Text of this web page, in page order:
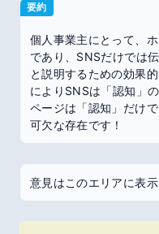
要約
個人事業主にとって、
であり、SNSだけでは
と説明するための効果
によりSNSは「認知」
ページは「認知」だけ
可欠な存在です！
意見はこのエリアに表